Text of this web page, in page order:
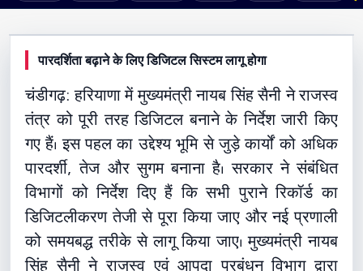
HARYANA
Chandigarh: हरियाणा में राजस्व विभाग के
डिजिटलीकरण पर जोर, ई-गवर्नेंस को बढ़ावा
15 May 2026, 11:10 PM
UTURN TIME